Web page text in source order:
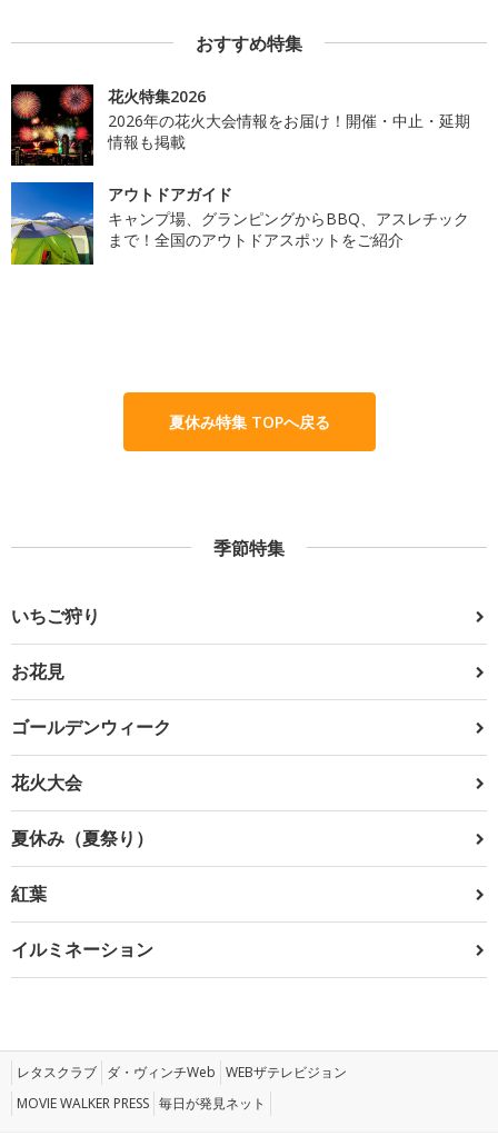
おすすめ特集
花火特集2026
2026年の花火大会情報をお届け！開催・中止・延期
情報も掲載
アウトドアガイド
キャンプ場、グランピングからBBQ、アスレチック
まで！全国のアウトドアスポットをご紹介
夏休み特集 TOPへ戻る
季節特集
いちご狩り
お花見
ゴールデンウィーク
花火大会
夏休み（夏祭り）
紅葉
イルミネーション
レタスクラブ ダ・ヴィンチWeb WEBザテレビジョン
MOVIE WALKER PRESS 毎日が発見ネット